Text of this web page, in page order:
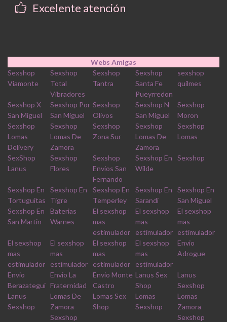
Excelente atención
Webs Amigas
Sexshop
Viamonte
Sexshop
Total
Vibradores
Sexshop
Tantra
Sexshop
Santa Fe
Pueyrredon
sexshop
quilmes
Sexshop X
San Miguel
Sexshop Por
San Miguel
Sexshop
Olivos
Sexshop N
San Miguel
Sexshop
Moron
Sexshop
Lomas
Delivery
Sexshop
Lomas De
Zamora
Sexshop
Zona Sur
Sexshop
Lomas De
Zamora
Sexshop
Lomas
SexShop
Lanus
Sexshop
Flores
Sexshop
Envios San
Fernando
Sexshop En
Wilde
Sexshop
Sexshop En
Tortuguitas
Sexshop En
Tigre
Sexshop En
Temperley
Sexshop En
Sarandi
Sexshop En
San Miguel
Sexshop En
San Martin
Baterias
Warnes
El sexshop
mas
estimulador
El sexshop
mas
estimulador
El sexshop
mas
estimulador
El sexshop
mas
estimulador
El sexshop
mas
estimulador
El sexshop
mas
estimulador
El sexshop
mas
estimulador
Envio
Adrogue
Envio
Berazategui
Envio La
Fraternidad
Envio Monte
Castro
Lanus Sex
Shop
Lanus
Sexshop
Lanus
Sexshop
Lomas De
Zamora
Sexshop
Lomas Sex
Shop
Lomas
Sexshop
Lomas
Zamora
Sexshop